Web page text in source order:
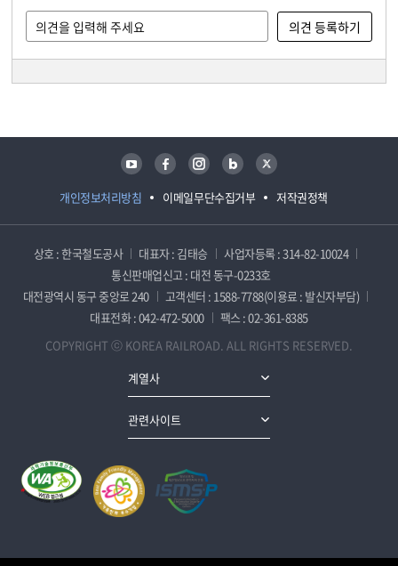
개인정보처리방침 이메일무단수집거부 저작권정책
유튜브 페이스북 인스타그램 블로그 트위터
상호 : 한국철도공사 대표자 : 김태승
사업자등록 : 314-82-10024
통신판매업신고 : 대전 동구-0233호
대전광역시 동구 중앙로 240
고객센터 : 1588-7788(이용료 : 발신자부담)
대표전화 : 042-472-5000
팩스 : 02-361-8385
COPYRIGHT ⓒ KOREA RAILROAD. ALL RIGHTS RESERVED.
계열사
관련사이트